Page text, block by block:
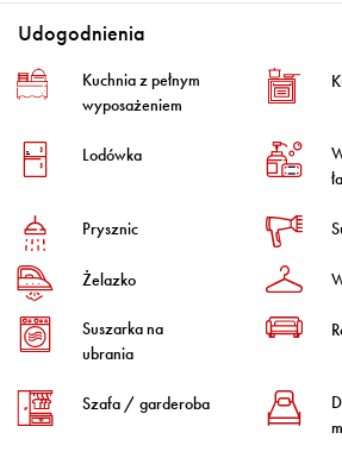
Udogodnienia
Kuchnia z pełnym
wyposażeniem
Lodówka
Prysznic
Żelazko
Suszarka na
ubrania
Szafa / garderoba